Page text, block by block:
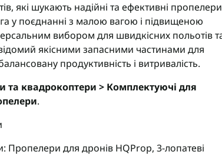
які шукають надійні та ефективні пропелери
у поєднанні з малою вагою і підвищеною
вибором для швидкісних польотів
якісними запасними частинами для
продуктивність і витривалість.
та квадрокоптери > Комплектуючі для
.
Пропелери для дронів HQProp, 3-лопатеві